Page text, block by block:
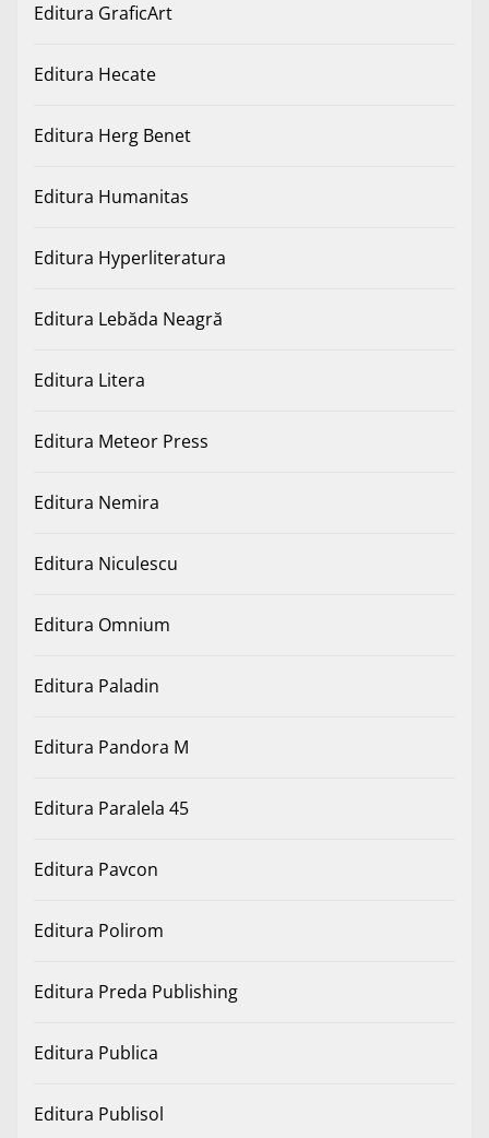
Editura GraficArt
Editura Hecate
Editura Herg Benet
Editura Humanitas
Editura Hyperliteratura
Editura Lebăda Neagră
Editura Litera
Editura Meteor Press
Editura Nemira
Editura Niculescu
Editura Omnium
Editura Paladin
Editura Pandora M
Editura Paralela 45
Editura Pavcon
Editura Polirom
Editura Preda Publishing
Editura Publica
Editura Publisol